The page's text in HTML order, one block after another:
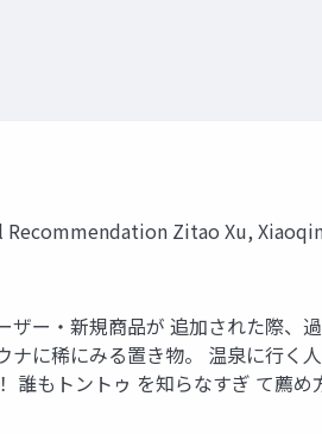
Zitao Xu,
ー・新規商品が 追加された際、
に稀にみる置き物。 温泉に行く
誰もトントゥ を知らなすぎ て